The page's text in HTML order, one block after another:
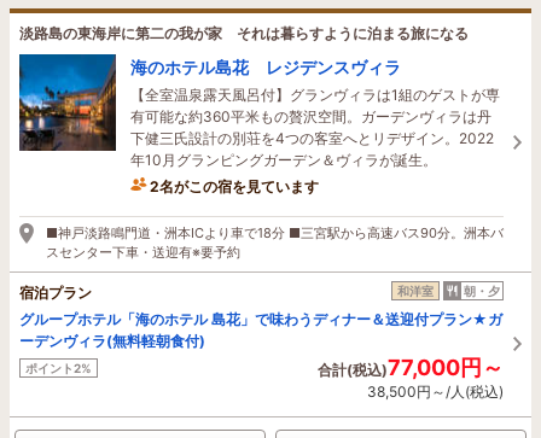
淡路島の東海岸に第二の我が家 それは暮らすように泊まる旅になる
海のホテル島花 レジデンスヴィラ
【全室温泉露天風呂付】グランヴィラは1組のゲストが専
有可能な約360平米もの贅沢空間。ガーデンヴィラは丹
下健三氏設計の別荘を4つの客室へとリデザイン。2022
年10月グランピングガーデン＆ヴィラが誕生。
2名がこの宿を見ています
■神戸淡路鳴門道・洲本ICより車で18分 ■三宮駅から高速バス90分。洲本バ
スセンター下車・送迎有※要予約
宿泊プラン 和洋室 朝・夕
グループホテル「海のホテル 島花」で味わうディナー＆送迎付プラン★ガ
ーデンヴィラ(無料軽朝食付)
ポイント2% 合計(税込)77,000円～
38,500円～/人(税込)